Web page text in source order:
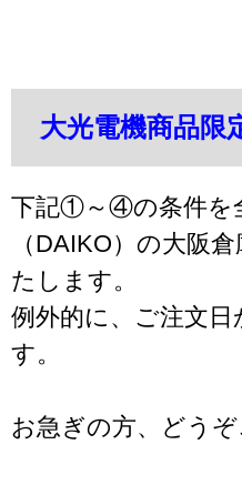
大光電機商品限
下記①～④の条件を
（DAIKO）の大阪
たします。
例外的に、ご注文
す。
お急ぎの方、どうぞ